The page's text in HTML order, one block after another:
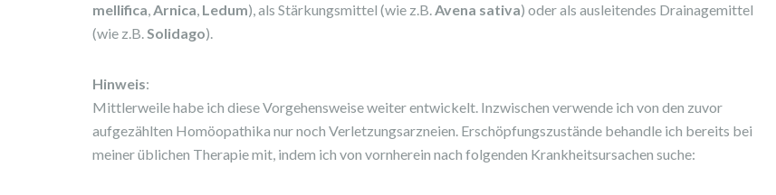
mellifica,Arnica, Ledum), als Stärkungsmittel (wie z.B.Avena sativa) oder als ausleitendes Drainagemittel
(wie z.B.Solidago).
Hinweis:
Mittlerweile habe ich diese Vorgehensweise weiter entwickelt. Inzwischen verwende ich von den zuvor
aufgezählten Homöopathika nur noch Verletzungsarzneien. Erschöpfungszustände behandle ich bereits bei
meiner üblichen Therapie mit, indem ich von vornherein nach folgenden Krankheitsursachen suche: